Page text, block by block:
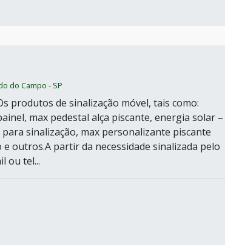
do Campo - SP
produtos de sinalização móvel, tais como:
max pedestal alça piscante, energia solar –
sinalização, max personalizante piscante
e outros.A partir da necessidade sinalizada pelo
ou tel...